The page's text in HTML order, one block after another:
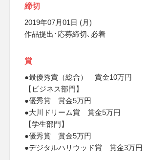
締切
2019年07月01日 (月)
作品提出･応募締切､必着
賞
●最優秀賞（総合） 賞金10万円
【ビジネス部門】
●優秀賞 賞金5万円
●大川ドリーム賞 賞金5万円
【学生部門】
●優秀賞 賞金5万円
●デジタルハリウッド賞 賞金3万円